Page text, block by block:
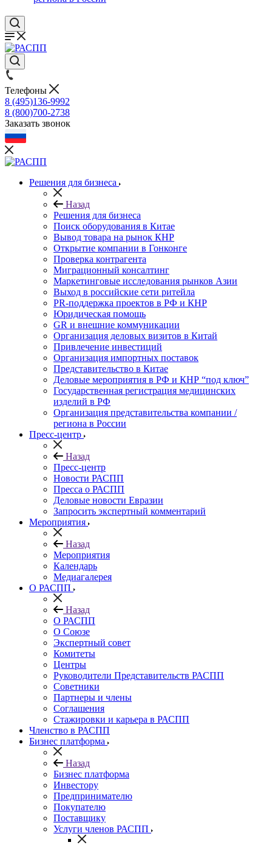
Телефоны
8 (495)136-9992
8 (800)700-2738
Заказать звонок
Решения для бизнеса
Назад
Решения для бизнеса
Поиск оборудования в Китае
Вывод товара на рынок КНР
Открытие компании в Гонконге
Проверка контрагента
Миграционный консалтинг
Маркетинговые исследования рынков Азии
Выход в российские сети ритейла
PR-поддержка проектов в РФ и КНР
Юридическая помощь
GR и внешние коммуникации
Организация деловых визитов в Китай
Привлечение инвестиций
Организация импортных поставок
Представительство в Китае
Деловые мероприятия в РФ и КНР “под ключ”
Государственная регистрация медицинских
изделий в РФ
Организация представительства компании /
региона в России
Пресс-центр
Назад
Пресс-центр
Новости РАСПП
Пресса о РАСПП
Деловые новости Евразии
Запросить экспертный комментарий
Мероприятия
Назад
Мероприятия
Календарь
Медиагалерея
О РАСПП
Назад
О РАСПП
О Союзе
Экспертный совет
Комитеты
Центры
Руководители Представительств РАСПП
Советники
Партнеры и члены
Соглашения
Стажировки и карьера в РАСПП
Членство в РАСПП
Бизнес платформа
Назад
Бизнес платформа
Инвестору
Предпринимателю
Покупателю
Поставщику
Услуги членов РАСПП